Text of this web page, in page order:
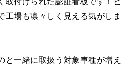
工場も凛々しく見える気がしま
と一緒に取扱う対象車種が増え